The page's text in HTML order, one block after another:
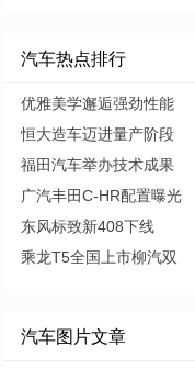
汽车热点排行
优雅美学邂逅强劲性能
恒大造车迈进量产阶段
福田汽车举办技术成果
广汽丰田C-HR配置曝光
东风标致新408下线
乘龙T5全国上市柳汽双
汽车图片文章